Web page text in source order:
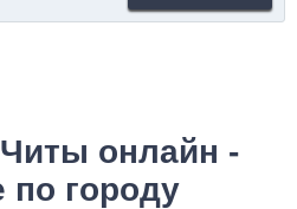
онлайн -
по городу